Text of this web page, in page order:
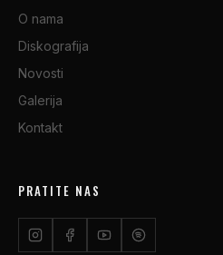
O nama
Diskografija
Novosti
Galerija
Kontakt
PRATITE NAS